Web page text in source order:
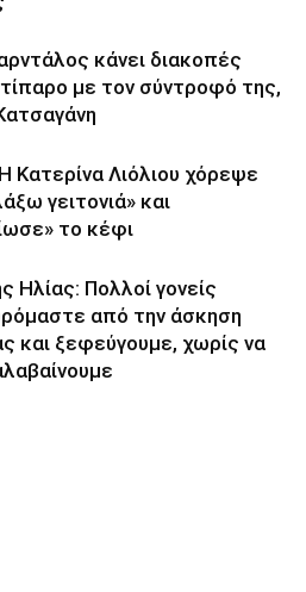
κάνει διακοπές
με τον σύντροφό της,
Κατερίνα Λιόλιου χόρεψε
γειτονιά» και
το κέφι
Ηλίας: Πολλοί γονείς
από την άσκηση
και ξεφεύγουμε, χωρίς να